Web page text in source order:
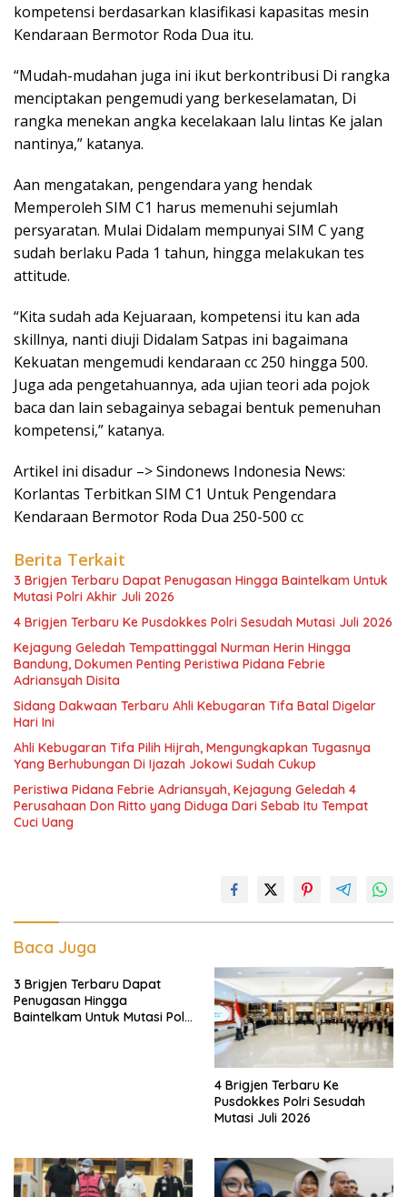
kompetensi berdasarkan klasifikasi kapasitas mesin
Kendaraan Bermotor Roda Dua itu.
“Mudah-mudahan juga ini ikut berkontribusi Di rangka
menciptakan pengemudi yang berkeselamatan, Di
rangka menekan angka kecelakaan lalu lintas Ke jalan
nantinya,” katanya.
Aan mengatakan, pengendara yang hendak
Memperoleh SIM C1 harus memenuhi sejumlah
persyaratan. Mulai Didalam mempunyai SIM C yang
sudah berlaku Pada 1 tahun, hingga melakukan tes
attitude.
“Kita sudah ada Kejuaraan, kompetensi itu kan ada
skillnya, nanti diuji Didalam Satpas ini bagaimana
Kekuatan mengemudi kendaraan cc 250 hingga 500.
Juga ada pengetahuannya, ada ujian teori ada pojok
baca dan lain sebagainya sebagai bentuk pemenuhan
kompetensi,” katanya.
Artikel ini disadur –> Sindonews Indonesia News:
Korlantas Terbitkan SIM C1 Untuk Pengendara
Kendaraan Bermotor Roda Dua 250-500 cc
Berita Terkait
3 Brigjen Terbaru Dapat Penugasan Hingga Baintelkam Untuk
Mutasi Polri Akhir Juli 2026
4 Brigjen Terbaru Ke Pusdokkes Polri Sesudah Mutasi Juli 2026
Kejagung Geledah Tempattinggal Nurman Herin Hingga
Bandung, Dokumen Penting Peristiwa Pidana Febrie
Adriansyah Disita
Sidang Dakwaan Terbaru Ahli Kebugaran Tifa Batal Digelar
Hari Ini
Ahli Kebugaran Tifa Pilih Hijrah, Mengungkapkan Tugasnya
Yang Berhubungan Di Ijazah Jokowi Sudah Cukup
Peristiwa Pidana Febrie Adriansyah, Kejagung Geledah 4
Perusahaan Don Ritto yang Diduga Dari Sebab Itu Tempat
Cuci Uang
Baca Juga
3 Brigjen Terbaru Dapat
Penugasan Hingga
Baintelkam Untuk Mutasi Polri
4 Brigjen Terbaru Ke
Pusdokkes Polri Sesudah
Mutasi Juli 2026